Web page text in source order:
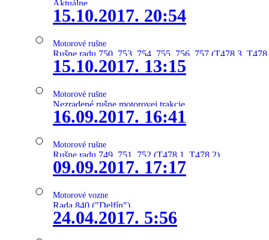
Aktuálne
15.10.2017. 20:54
Motorové rušne
Rušne radu 750, 753, 754, 755, 756, 757 (T478.3,
15.10.2017. 13:15
Motorové rušne
Nezradené rušne motorovej trakcie
16.09.2017. 16:41
Motorové rušne
Rušne radu 749, 751, 752 (T478.1, T478.2)
09.09.2017. 17:17
Motorové vozne
Rada 840 ("Delfín")
24.04.2017. 5:56